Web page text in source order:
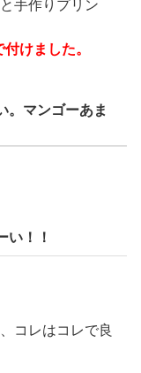
けました。
。マンゴーあま
い！！
コレはコレで良